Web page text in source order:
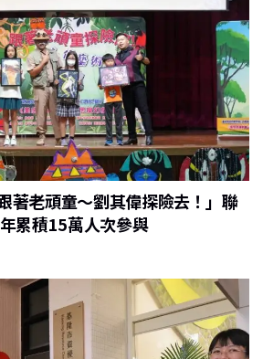
著老頑童～劉其偉探險去！」聯
累積15萬人次參與